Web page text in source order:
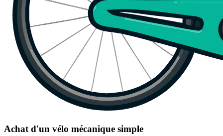
Achat d'un vélo mécanique simple